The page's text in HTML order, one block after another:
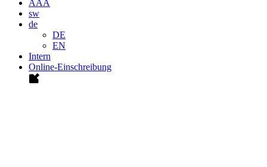
AAA
sw
de
DE
EN
Intern
Online-Einschreibung